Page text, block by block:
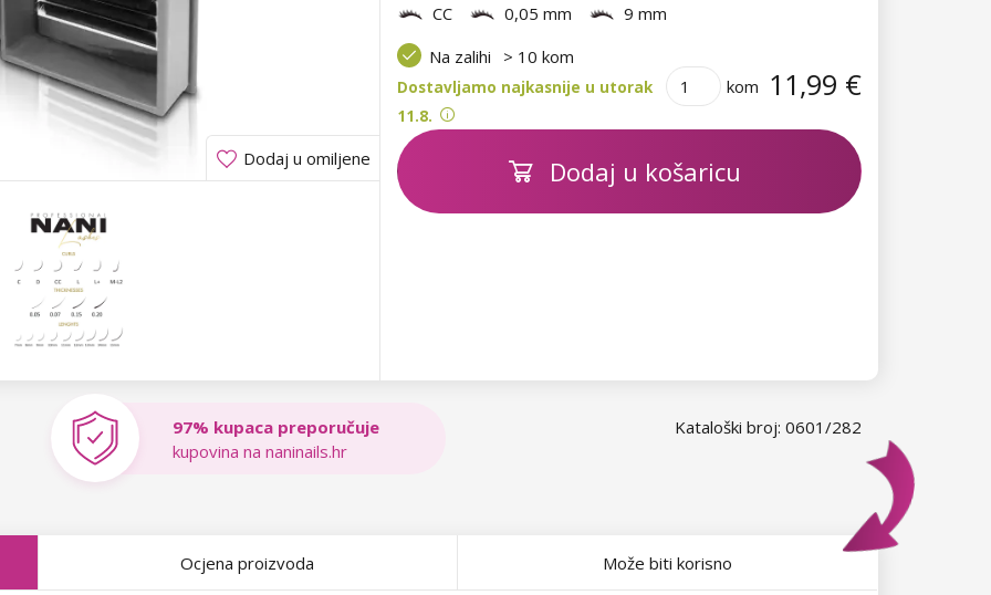
Dodaj u omiljene
CC 0,05 mm
9 mm
Na zalihi
> 10 kom
Dostavljamo najkasnije u utorak
11.8.
kom 11,99 €
Dodaj u košaricu
Kataloški broj: 0601/282
97% kupaca preporučuje
kupovina na naninails.hr
Ocjena proizvoda Može biti korisno